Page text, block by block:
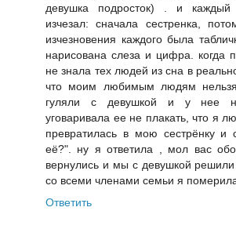
девушка подросток) . и
изчезал: сначала сестренка,
изчезновения каждого была
нарисована слеза и цифра. когда
не знала тех людей из сна в
что моим любимым людям
гуляли с девушкой и у нее
уговаривала ее не плакать, что я
превратилась в мою сестрёнку и
её?". ну я ответила , мол вас
вернулись и мы с девушкой решили
со всеми членами семьи я
Ответить